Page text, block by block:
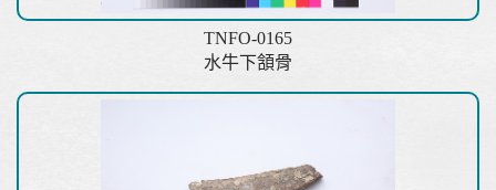
TNFO-0165
水牛下頷骨